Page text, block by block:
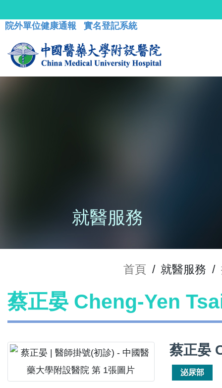
院外單位健康通報 實名登記系統
就醫服務
首頁 / 就醫服務 /
蔡正晏 Cheng-Yen
蔡正晏
泌尿部